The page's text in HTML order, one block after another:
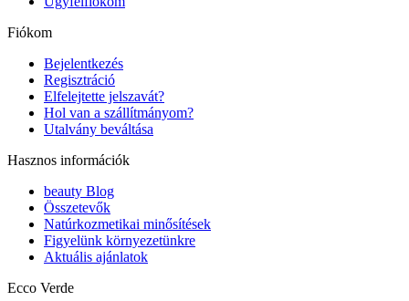
Fiókom
Bejelentkezés
Regisztráció
Elfelejtette jelszavát?
Hol van a szállítmányom?
Utalvány beváltása
Hasznos információk
beauty Blog
Összetevők
Natúrkozmetikai minősítések
Figyelünk környezetünkre
Aktuális ajánlatok
Ecco Verde